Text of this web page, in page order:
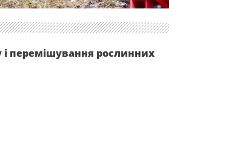
і перемішування рослинних